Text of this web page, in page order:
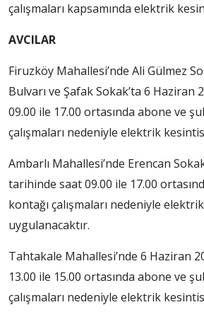
çalışmaları kapsamında elektrik
AVCILAR
Firuzköy Mahallesi’nde Ali Gülmez
Bulvarı ve Şafak Sokak’ta 6 Haziran
09.00 ile 17.00 ortasında abone ve
çalışmaları nedeniyle elektrik
Ambarlı Mahallesi’nde Erencan
tarihinde saat 09.00 ile 17.00
kontağı çalışmaları nedeniyle
uygulanacaktır.
Tahtakale Mahallesi’nde 6 Haziran
13.00 ile 15.00 ortasında abone ve
çalışmaları nedeniyle elektrik